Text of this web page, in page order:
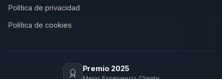
Política de privacidad
Política de cookies
Premio 2025